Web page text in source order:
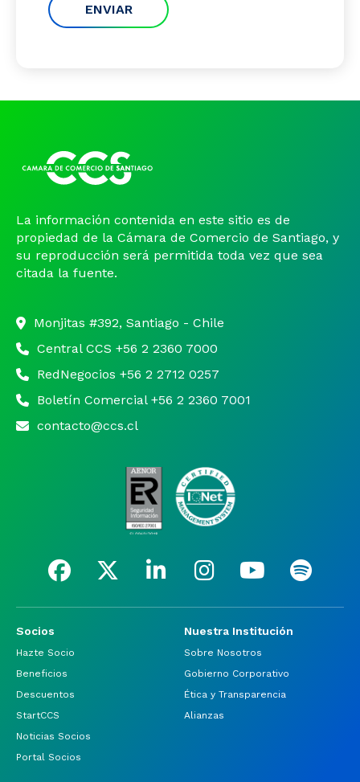
ENVIAR
La información contenida en este sitio es de
propiedad de la Cámara de Comercio de Santiago, y
su reproducción será permitida toda vez que sea
citada la fuente.
Monjitas #392, Santiago - Chile
Central CCS +56 2 2360 7000
RedNegocios +56 2 2712 0257
Boletín Comercial +56 2 2360 7001
contacto@ccs.cl
Socios
Hazte Socio
Beneficios
Descuentos
StartCCS
Noticias Socios
Portal Socios
Nuestra Institución
Sobre Nosotros
Gobierno Corporativo
Ética y Transparencia
Alianzas